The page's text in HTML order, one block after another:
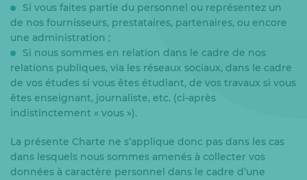
Si vous faites partie du personnel ou représentez un
de nos fournisseurs, prestataires, partenaires, ou encore
une administration ;
Si nous sommes en relation dans le cadre de nos
relations publiques, via les réseaux sociaux, dans le cadre
de vos études si vous êtes étudiant, de vos travaux si vous
êtes enseignant, journaliste, etc. (ci-après
indistinctement « vous »).
La présente Charte ne s’applique donc pas dans les cas
dans lesquels nous sommes amenés à collecter vos
données à caractère personnel dans le cadre d’une